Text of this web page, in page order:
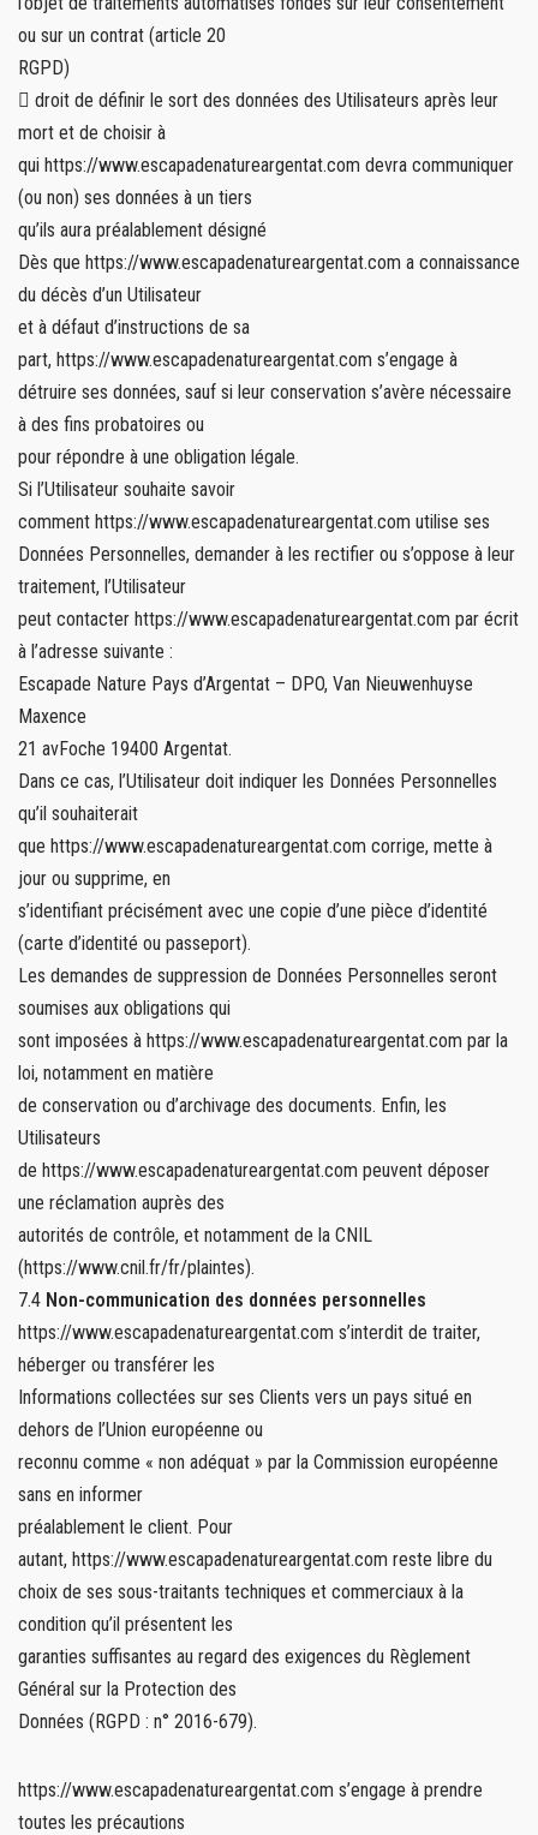
ou sur un contrat (article 20
RGPD)
 droit de définir le sort des données des Utilisateurs après leur
mort et de choisir à
qui https://www.escapadenatureargentat.com devra communiquer
(ou non) ses données à un tiers
qu’ils aura préalablement désigné
Dès que https://www.escapadenatureargentat.com a connaissance
du décès d’un Utilisateur
et à défaut d’instructions de sa
part, https://www.escapadenatureargentat.com s’engage à
détruire ses données, sauf si leur conservation s’avère nécessaire
à des fins probatoires ou
pour répondre à une obligation légale.
Si l’Utilisateur souhaite savoir
comment https://www.escapadenatureargentat.com utilise ses
Données Personnelles, demander à les rectifier ou s’oppose à leur
traitement, l’Utilisateur
peut contacter https://www.escapadenatureargentat.com par écrit
à l’adresse suivante :
Escapade Nature Pays d’Argentat – DPO, Van Nieuwenhuyse
Maxence
21 avFoche 19400 Argentat.
Dans ce cas, l’Utilisateur doit indiquer les Données Personnelles
qu’il souhaiterait
que https://www.escapadenatureargentat.com corrige, mette à
jour ou supprime, en
s’identifiant précisément avec une copie d’une pièce d’identité
(carte d’identité ou passeport).
Les demandes de suppression de Données Personnelles seront
soumises aux obligations qui
sont imposées à https://www.escapadenatureargentat.com par la
loi, notamment en matière
de conservation ou d’archivage des documents. Enfin, les
Utilisateurs
de https://www.escapadenatureargentat.com peuvent déposer
une réclamation auprès des
autorités de contrôle, et notamment de la CNIL
(https://www.cnil.fr/fr/plaintes).
7.4 Non-communication des données personnelles
https://www.escapadenatureargentat.com s’interdit de traiter,
héberger ou transférer les
Informations collectées sur ses Clients vers un pays situé en
dehors de l’Union européenne ou
reconnu comme « non adéquat » par la Commission européenne
sans en informer
préalablement le client. Pour
autant, https://www.escapadenatureargentat.com reste libre du
choix de ses sous-traitants techniques et commerciaux à la
condition qu’il présentent les
garanties suffisantes au regard des exigences du Règlement
Général sur la Protection des
Données (RGPD : n° 2016-679).
https://www.escapadenatureargentat.com s’engage à prendre
toutes les précautions